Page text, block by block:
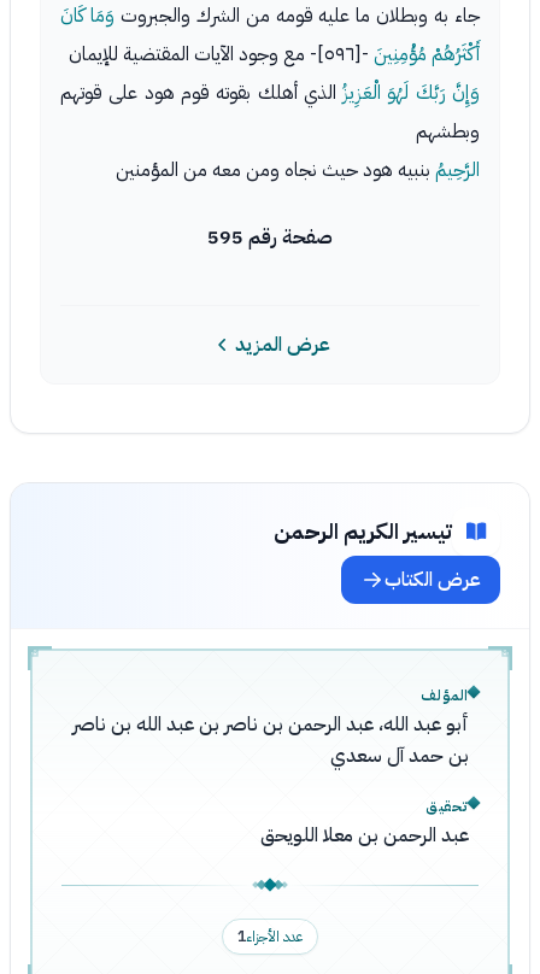
جاء به وبطلان ما عليه قومه من الشرك والجبروت وَمَا كَانَ
أَكْثَرُهُمْ مُؤْمِنِينَ -[٥٩٦]- مع وجود الآيات المقتضية للإيمان
وَإِنَّ رَبَّكَ لَهُوَ الْعَزِيزُالذي أهلك بقوته قوم هود على قوتهم
وبطشهم
الرَّحِيمُ بنبيه هود حيث نجاه ومن معه من المؤمنين
صفحة رقم 595
عرض المزيد
تيسير الكريم الرحمن
عرض الكتاب
المؤلف
أبو عبد الله، عبد الرحمن بن ناصر بن عبد الله بن ناصر
بن حمد آل سعدي
تحقيق
عبد الرحمن بن معلا اللويحق
عدد الأجزاء1